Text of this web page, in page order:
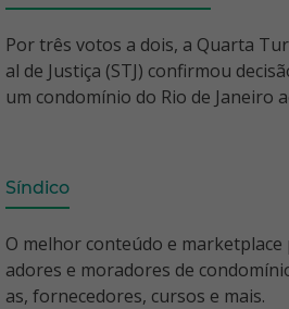
Por três votos a dois, a Quarta
al de Justiça (STJ) confirmou
um condomínio do Rio de Janeiro
Síndico
O melhor conteúdo e
adores e moradores de
as, fornecedores, cursos e mais.